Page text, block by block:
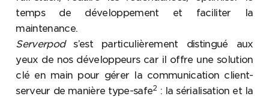
temps de développement et faciliter la
maintenance.
Serverpods’est particulièrement distingué aux
yeux de nos développeurs car il offre une solution
clé en main pour gérer la communication client-
serveur de manière type-safe2 : la sérialisation et la